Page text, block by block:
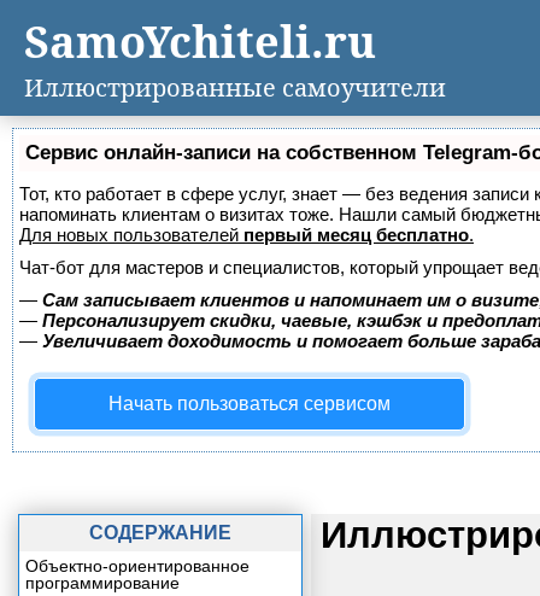
Сервис онлайн-записи на собственном Telegram-
Тот, кто работает в сфере услуг, знает — без ведения
напоминать клиентам о визитах тоже. Нашли самый
Для новых пользователей первый месяц бесплатно.
Чат-бот для мастеров и специалистов, который упрощает
— Сам записывает клиентов и напоминает им о
— Персонализирует скидки, чаевые, кэшбэк и
— Увеличивает доходимость и помогает больше
Начать пользоваться сервисом
СОДЕРЖАНИЕ
Объектно-ориентированное
программирование
SamoYchiteli.ru
Иллюстрированные самоучители